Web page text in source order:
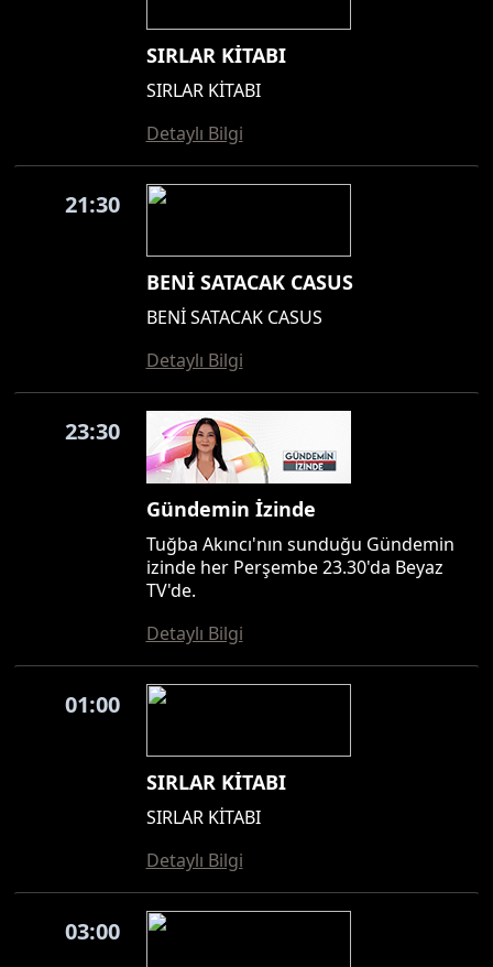
SIRLAR KİTABI
SIRLAR KİTABI
Detaylı Bilgi
21:30
BENİ SATACAK CASUS
BENİ SATACAK CASUS
Detaylı Bilgi
23:30
Gündemin İzinde
Tuğba Akıncı'nın sunduğu Gündemin
izinde her Perşembe 23.30'da Beyaz
TV'de.
Detaylı Bilgi
01:00
SIRLAR KİTABI
SIRLAR KİTABI
Detaylı Bilgi
03:00